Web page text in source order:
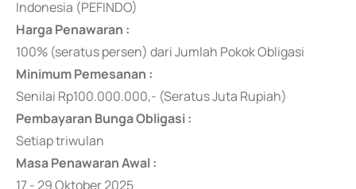
Indonesia (PEFINDO)
Harga Penawaran :
100% (seratus persen) dari Jumlah Pokok Obligasi
Minimum Pemesanan :
Senilai Rp100.000.000,- (Seratus Juta Rupiah)
Pembayaran Bunga Obligasi :
Setiap triwulan
Masa Penawaran Awal :
17 - 29 Oktober 2025